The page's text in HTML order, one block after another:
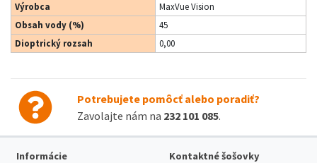
Výrobca
MaxVue Vision
Obsah vody (%)
45
Dioptrický rozsah
0,00
Potrebujete pomôcť alebo poradiť?
Zavolajte nám na 232 101 085.
Informácie
Kontaktné šošovky